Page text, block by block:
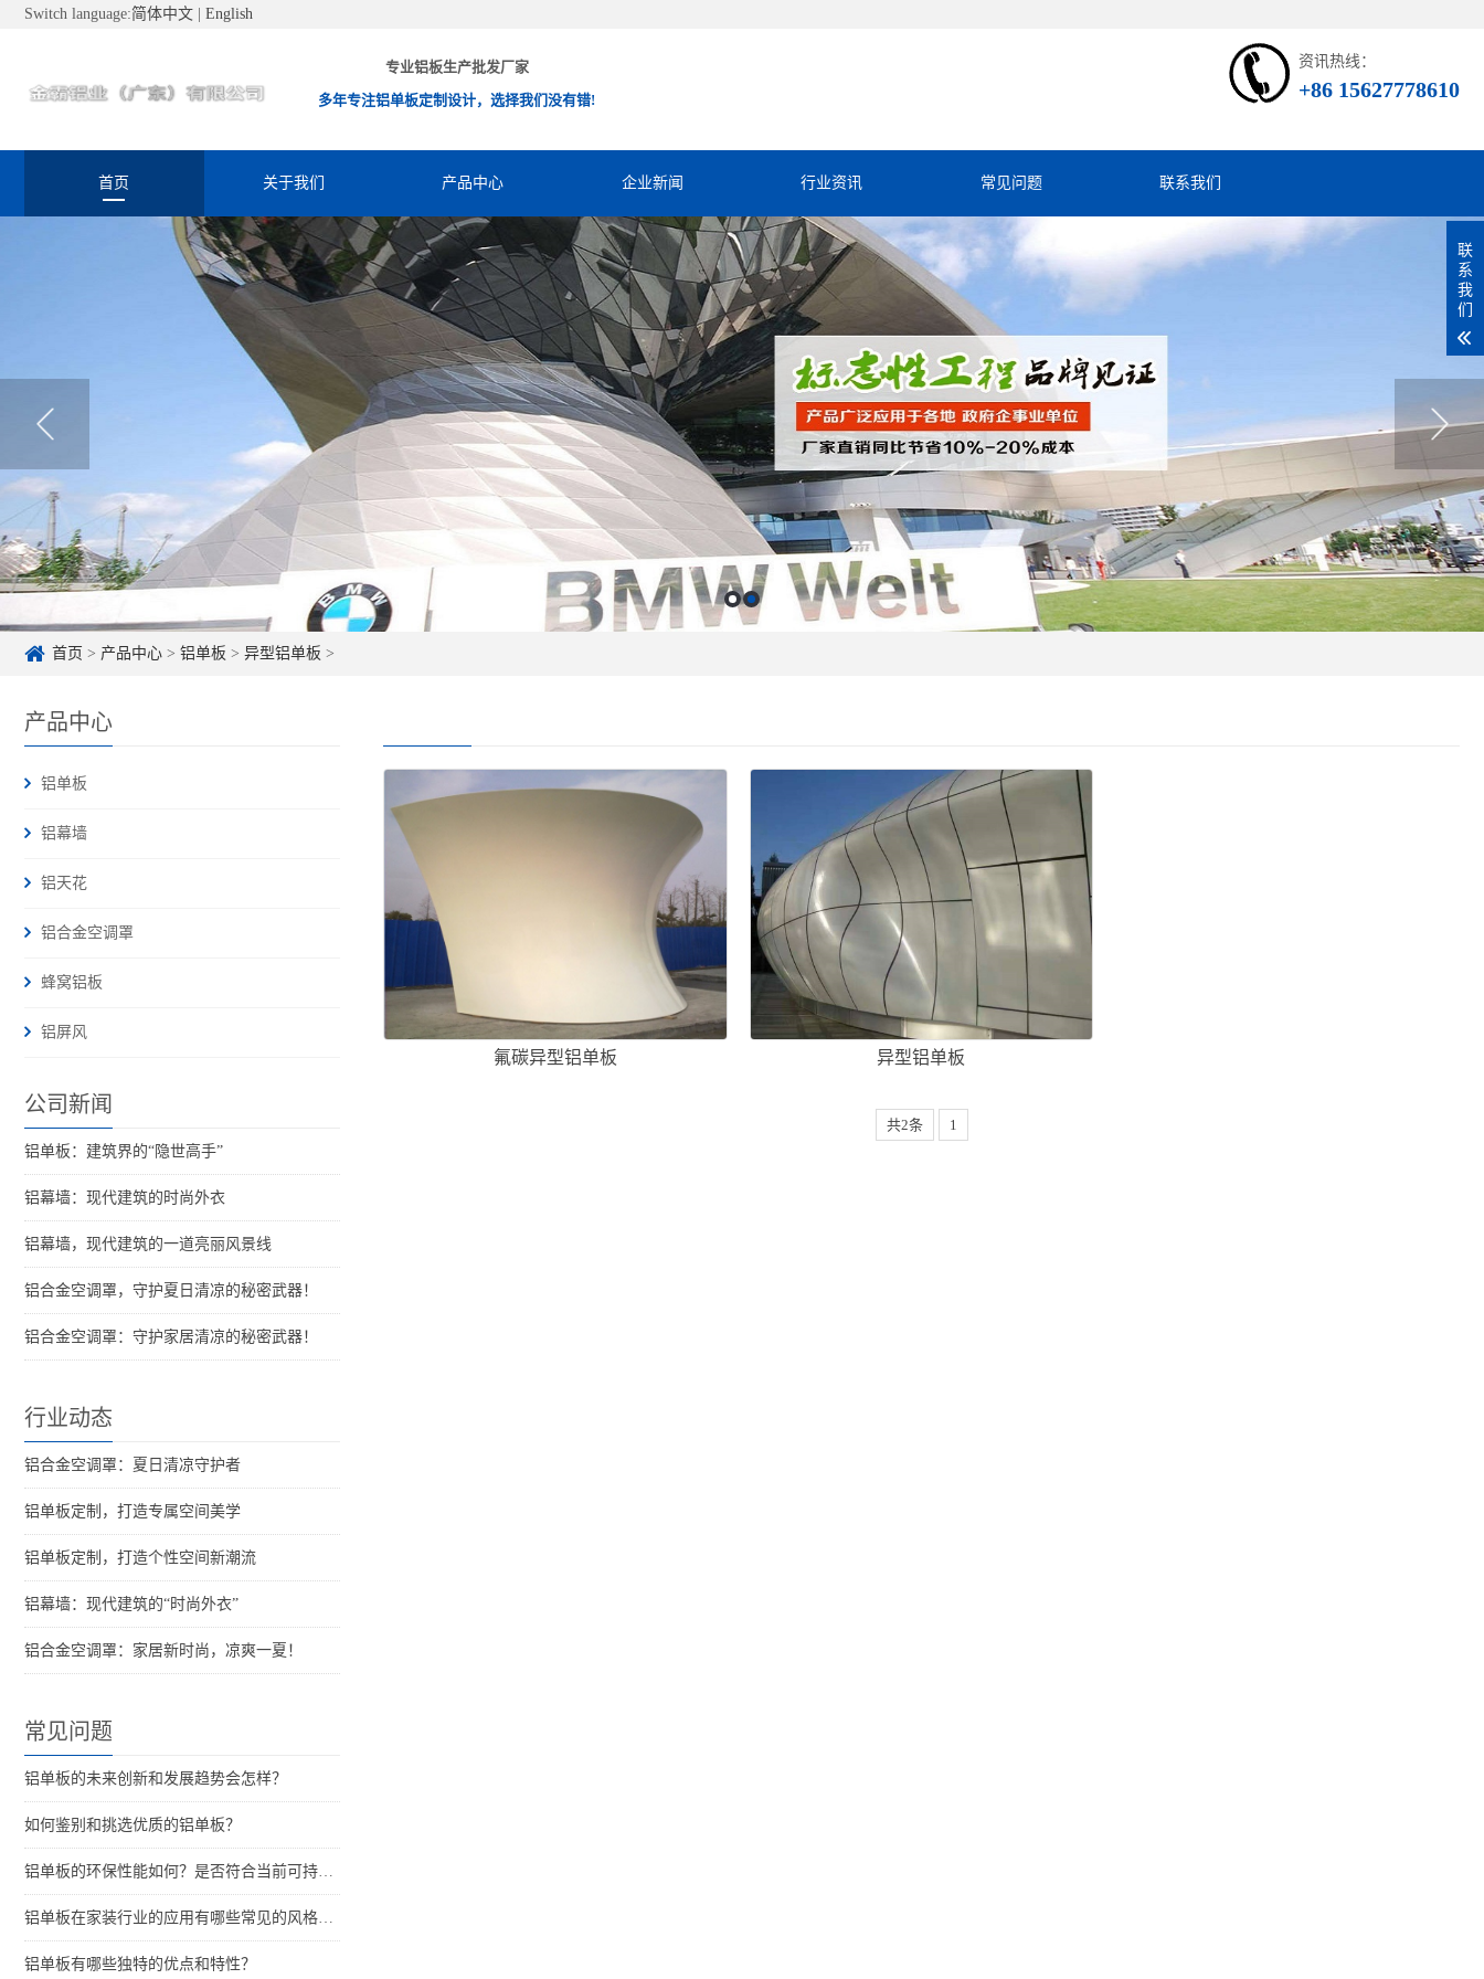
Switch language:简体中文 English
专业铝板生产批发厂家
多年专注铝单板定制设计，选择我们没有错!
资讯热线：
+86 15627778610
首页 关于我们 产品中心 企业新闻 行业资讯 常见问题 联系我们
首页 > 产品中心 > 铝单板 > 异型铝单板 >
产品中心
铝单板
铝幕墙
铝天花
铝合金空调罩
蜂窝铝板
铝屏风
公司新闻
铝单板：建筑界的“隐世高手”
铝幕墙：现代建筑的时尚外衣
铝幕墙，现代建筑的一道亮丽风景线
铝合金空调罩，守护夏日清凉的秘密武器！
铝合金空调罩：守护家居清凉的秘密武器！
行业动态
铝合金空调罩：夏日清凉守护者
铝单板定制，打造专属空间美学
铝单板定制，打造个性空间新潮流
铝幕墙：现代建筑的“时尚外衣”
铝合金空调罩：家居新时尚，凉爽一夏！
常见问题
铝单板的未来创新和发展趋势会怎样？
如何鉴别和挑选优质的铝单板？
铝单板的环保性能如何？是否符合当前可持续发展的要求？
铝单板在家装行业的应用有哪些常见的风格和特点？
铝单板有哪些独特的优点和特性？
氟碳异型铝单板 异型铝单板
共2条 1
联
系
我
们